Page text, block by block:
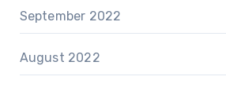
September 2022
August 2022